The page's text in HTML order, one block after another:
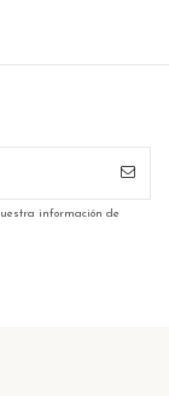
información de